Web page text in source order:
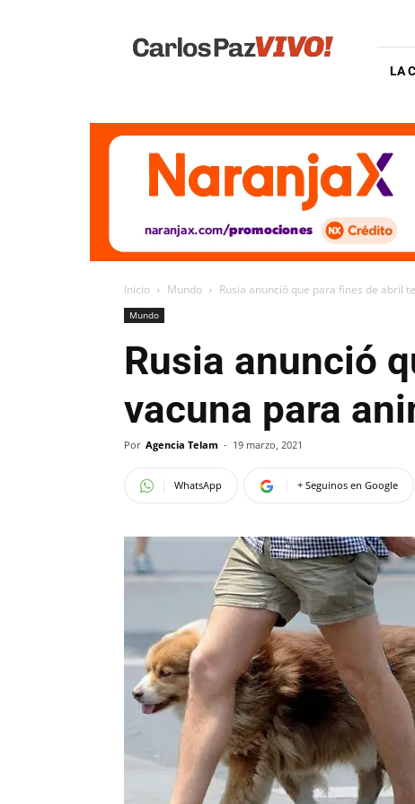
Vivo
LA
Inicio Mundo Rusia anunció que para fines de abril
Mundo
Rusia anunció
vacuna para
Por Agencia Telam - 19 marzo, 2021
WhatsApp + Seguinos en Google